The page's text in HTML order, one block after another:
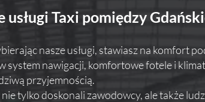
Taxi pomiędzy
nasze usługi, stawiasz na komfort
system nawigacji, komfortowe fotele i
przyjemnością.
tylko doskonali zawodowcy, ale także